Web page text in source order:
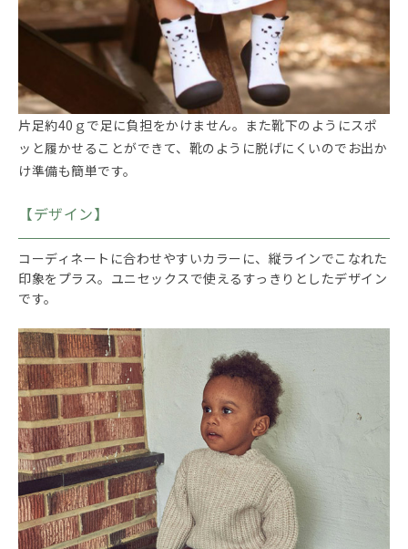
片足約40ｇで足に負担をかけません。また靴下のようにスポ
ッと履かせることができて、靴のように脱げにくいのでお出か
け準備も簡単です。
【デザイン】
コーディネートに合わせやすいカラーに、縦ラインでこなれた
印象をプラス。ユニセックスで使えるすっきりとしたデザイン
です。